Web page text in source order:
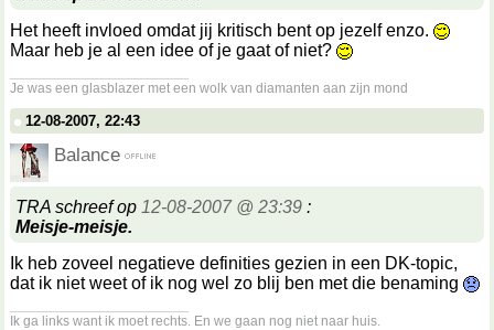
Het heeft invloed omdat jij kritisch bent op jezelf enzo.
Maar heb je al een idee of je gaat of niet?
Je was een glasblazer met een wolk van diamanten aan zijn mond
12-08-2007, 22:43
Balance
TRA schreef op 12-08-2007 @ 23:39 :
Meisje-meisje.
Ik heb zoveel negatieve definities gezien in een DK-topic,
dat ik niet weet of ik nog wel zo blij ben met die benaming
Ik ga links want ik moet rechts. En we gaan nog niet naar huis.